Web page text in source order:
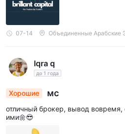
07-14 Объединенные Арабские
Iqra q
до 1 года
Хорошие мс
отличный брокер, вывод вовремя,
ими🌼😎